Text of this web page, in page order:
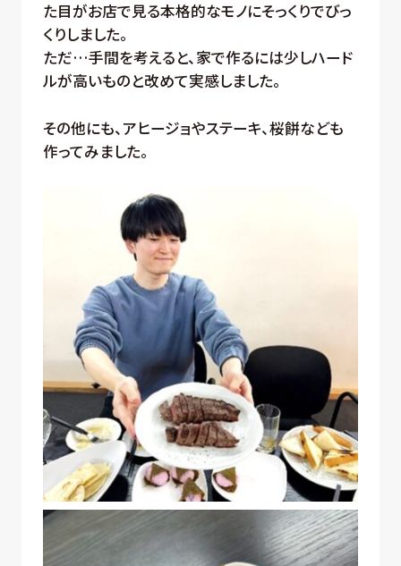
た目がお店で見る本格的なモノにそっくりでびっ
くりしました。
ただ…手間を考えると、家で作るには少しハード
ルが高いものと改めて実感しました。
その他にも、アヒージョやステーキ、桜餅なども
作ってみました。